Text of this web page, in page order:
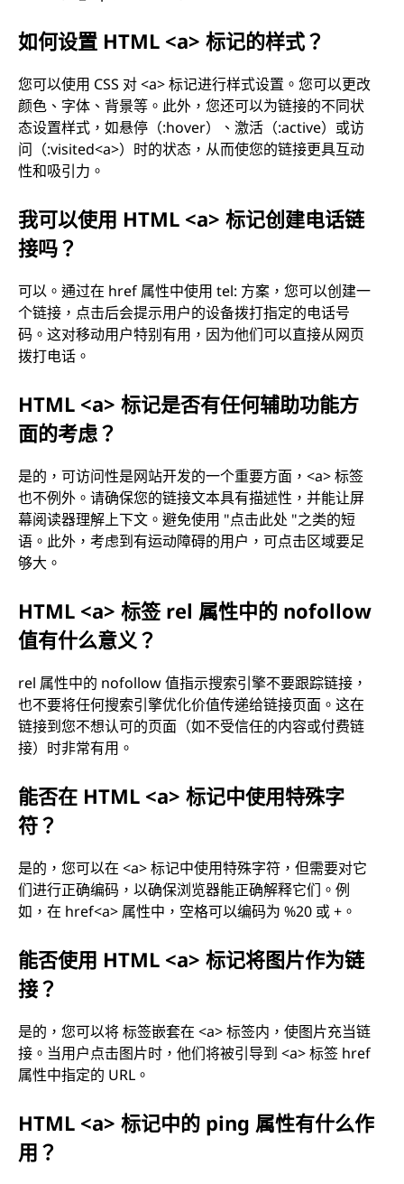
如何设置 HTML <a> 标记的样式？
您可以使用 CSS 对 <a> 标记进行样式设置。您可以更改
颜色、字体、背景等。此外，您还可以为链接的不同状
态设置样式，如悬停（:hover）、激活（:active）或访
问（:visited<a>）时的状态，从而使您的链接更具互动
性和吸引力。
我可以使用 HTML <a> 标记创建电话链
接吗？
可以。通过在 href 属性中使用 tel: 方案，您可以创建一
个链接，点击后会提示用户的设备拨打指定的电话号
码。这对移动用户特别有用，因为他们可以直接从网页
拨打电话。
HTML <a> 标记是否有任何辅助功能方
面的考虑？
是的，可访问性是网站开发的一个重要方面，<a> 标签
也不例外。请确保您的链接文本具有描述性，并能让屏
幕阅读器理解上下文。避免使用 "点击此处 "之类的短
语。此外，考虑到有运动障碍的用户，可点击区域要足
够大。
HTML <a> 标签 rel 属性中的 nofollow
值有什么意义？
rel 属性中的 nofollow 值指示搜索引擎不要跟踪链接，
也不要将任何搜索引擎优化价值传递给链接页面。这在
链接到您不想认可的页面（如不受信任的内容或付费链
接）时非常有用。
能否在 HTML <a> 标记中使用特殊字
符？
是的，您可以在 <a> 标记中使用特殊字符，但需要对它
们进行正确编码，以确保浏览器能正确解释它们。例
如，在 href<a> 属性中，空格可以编码为 %20 或 +。
能否使用 HTML <a> 标记将图片作为链
接？
是的，您可以将 标签嵌套在 <a> 标签内，使图片充当链
接。当用户点击图片时，他们将被引导到 <a> 标签 href
属性中指定的 URL。
HTML <a> 标记中的 ping 属性有什么作
用？